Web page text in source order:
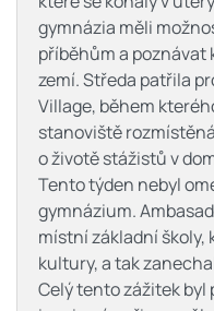
gymnázia měli
příběhům a
zemí. Středa patřila
Village, během
stanoviště
o životě stážistů v
Tento týden nebyl
gymnázium.
místní základní školy,
kultury, a tak
Celý tento zážitek byl